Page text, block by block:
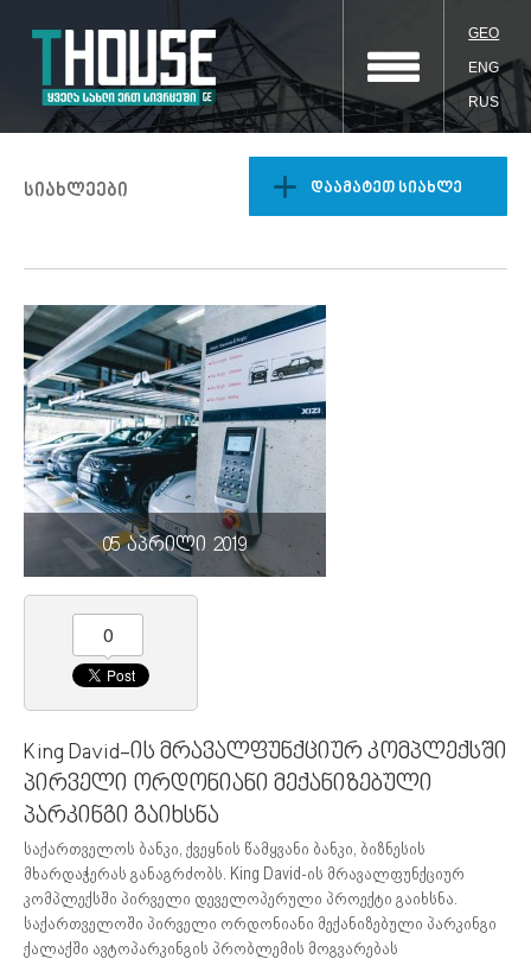
GEO
ENG
RUS
სიახლეები დაამატეთ სიახლე
05 აპრილი 2019
0
King David-ის მრავალფუნქციურ კომპლექსში
პირველი ორდონიანი მექანიზებული
პარკინგი გაიხსნა
საქართველოს ბანკი, ქვეყნის წამყვანი ბანკი, ბიზნესის
მხარდაჭერას განაგრძობს. King David-ის მრავალფუნქციურ
კომპლექსში პირველი დეველოპერული პროექტი გაიხსნა.
საქართველოში პირველი ორდონიანი მექანიზებული პარკინგი
ქალაქში ავტოპარკინგის პრობლემის მოგვარებას